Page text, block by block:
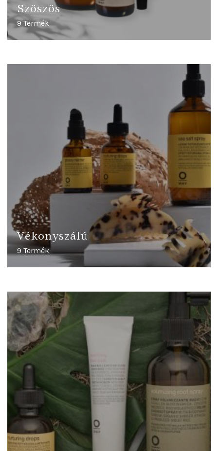
Szöszös
9 Termék
Vékonyszálú
9 Termék